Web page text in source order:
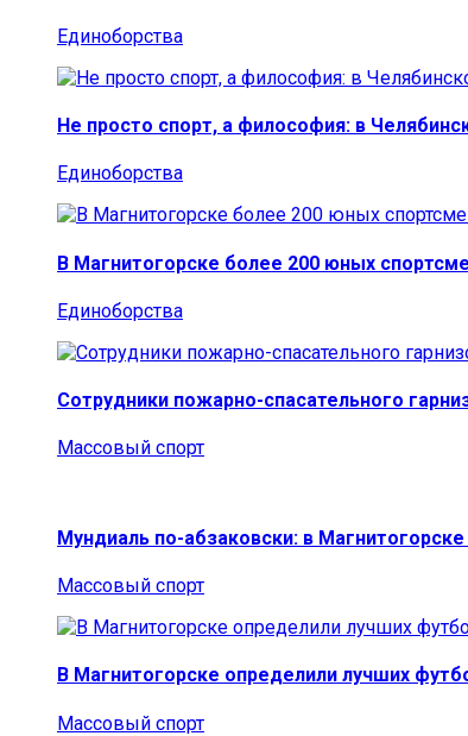
Единоборства
Не просто спорт, а философия: в
Единоборства
В Магнитогорске более 200 юных
Единоборства
Сотрудники пожарно-спасательного
Массовый спорт
Мундиаль по-абзаковски: в
Массовый спорт
В Магнитогорске определили лучших
Массовый спорт